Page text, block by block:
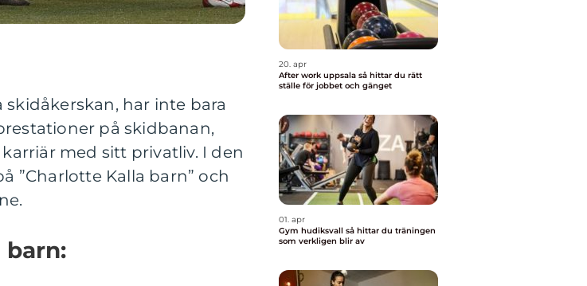
har inte bara
på skidbanan,
med sitt privatliv. I den
”Charlotte Kalla barn” och
barn:
20. apr
After work uppsala så hittar du rätt
ställe för jobbet och gänget
01. apr
Gym hudiksvall så hittar du träningen
som verkligen blir av